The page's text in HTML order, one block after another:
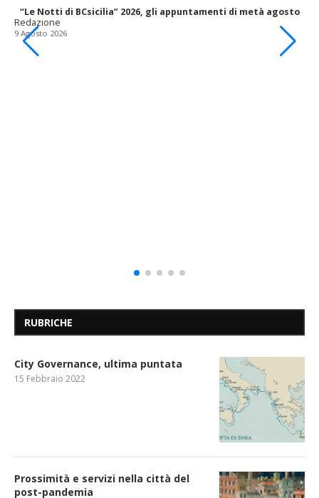
“Le Notti di BCsicilia” 2026, gli appuntamenti di metà agosto
Redazione
9 Agosto 2026
RUBRICHE
City Governance, ultima puntata
15 Febbraio 2022
Prossimità e servizi nella città del
post-pandemia